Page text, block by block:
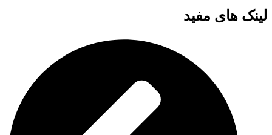
لینک های مفید